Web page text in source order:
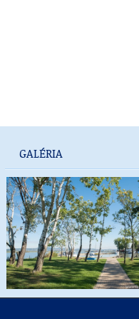
GALÉRIA